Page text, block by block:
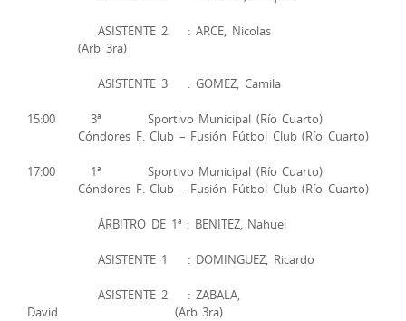
ASISTENTE 2 : ARCE, Nicolas
(Arb 3ra)
ASISTENTE 3 : GOMEZ, Camila
15:00 3ª Sportivo Municipal (Río Cuarto)
Cóndores F. Club – Fusión Fútbol Club (Río Cuarto)
17:00 1ª Sportivo Municipal (Río Cuarto)
Cóndores F. Club – Fusión Fútbol Club (Río Cuarto)
ÁRBITRO DE 1ª : BENITEZ, Nahuel
ASISTENTE 1 : DOMINGUEZ, Ricardo
ASISTENTE 2 : ZABALA,
David (Arb 3ra)